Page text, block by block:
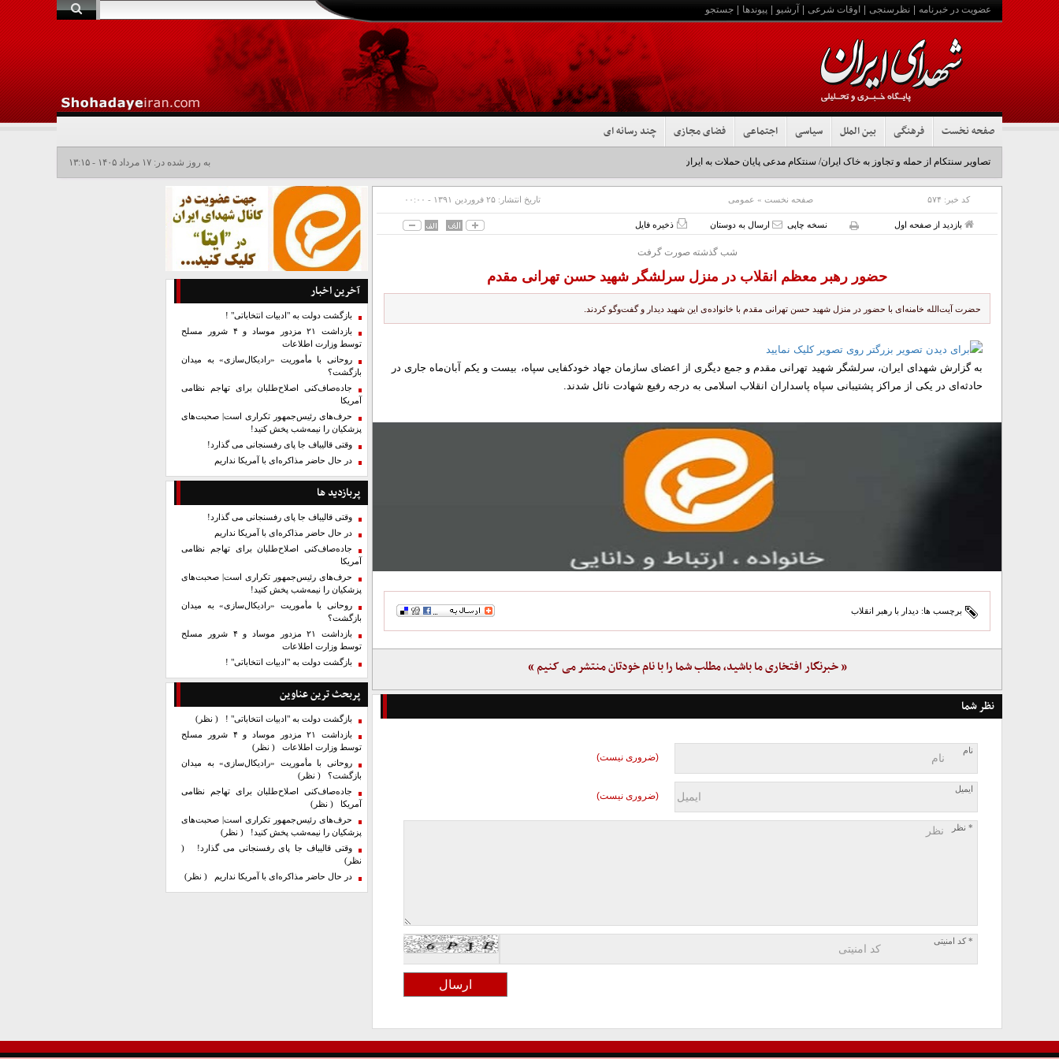
عضویت در خبرنامه نظرسنجی اوقات شرعی آرشیو پیوندها جستجو
صفحه نخست فرهنگی بین الملل سیاسی اجتماعی فضای مجازی چند رسانه ای
تصاویر سنتکام از حمله و تجاوز به خاک ایران/ سنتکام مدعی پایان حملات به ایران شد+فیلم به روز شده در: ۱۷ مرداد ۱۴۰۵ - ۱۳:۱۵
کد خبر: ۵۷۴ صفحه نخست » عمومی تاریخ انتشار: ۲۵ فروردين ۱۳۹۱ - ۰۰:۰۰
بازدید از صفحه اول نسخه چاپی ارسال به دوستان ذخیره فایل
شب گذشته صورت گرفت
حضور رهبر معظم انقلاب در منزل سرلشگر شهید حسن تهرانی مقدم
حضرت آیت‌الله خامنه‌ای با حضور در منزل شهید حسن تهرانی مقدم با خانواده‌ی این شهید دیدار و گفت‌وگو کردند.
به گزارش شهدای ایران، سرلشگر شهید تهرانی مقدم و جمع دیگری از اعضای سازمان جهاد خودکفایی سپاه، بیست و یکم آبان‌ماه جاری در
حادثه‌ای در یکی از مراکز پشتیبانی سپاه پاسداران انقلاب اسلامی به درجه رفیع شهادت نائل شدند.
برچسب ها: دیدار با رهبر انقلاب
« خبرنگار افتخاری ما باشید، مطلب شما را با نام خودتان منتشر می کنیم »
نظر شما
نام
(ضروری نیست)
ایمیل
(ضروری نیست)
* نظر
* کد امنیتی
آخرین اخبار
بازگشت دولت به "ادبیات انتخاباتی" !
بازداشت ۲۱ مزدور موساد و ۴ شرور مسلح
توسط وزارت اطلاعات
روحانی با مأموریت «رادیکال‌سازی» به میدان
بازگشت؟
جاده‌صاف‌کنی اصلاح‌طلبان برای تهاجم نظامی
آمریکا
حرف‌های رئیس‌جمهور تکراری است| صحبت‌های
پزشکیان را نیمه‌شب پخش کنید!
وقتی قالیباف جا پای رفسنجانی می گذارد!
در حال حاضر مذاکره‌ای با آمریکا نداریم
پربازدید ها
وقتی قالیباف جا پای رفسنجانی می گذارد!
در حال حاضر مذاکره‌ای با آمریکا نداریم
جاده‌صاف‌کنی اصلاح‌طلبان برای تهاجم نظامی
آمریکا
حرف‌های رئیس‌جمهور تکراری است| صحبت‌های
پزشکیان را نیمه‌شب پخش کنید!
روحانی با مأموریت «رادیکال‌سازی» به میدان
بازگشت؟
بازداشت ۲۱ مزدور موساد و ۴ شرور مسلح
توسط وزارت اطلاعات
بازگشت دولت به "ادبیات انتخاباتی" !
پربحث ترین عناوین
بازگشت دولت به "ادبیات انتخاباتی" ! ( نظر)
بازداشت ۲۱ مزدور موساد و ۴ شرور مسلح
توسط وزارت اطلاعات ( نظر)
روحانی با مأموریت «رادیکال‌سازی» به میدان
بازگشت؟ ( نظر)
جاده‌صاف‌کنی اصلاح‌طلبان برای تهاجم نظامی
آمریکا ( نظر)
حرف‌های رئیس‌جمهور تکراری است| صحبت‌های
پزشکیان را نیمه‌شب پخش کنید! ( نظر)
وقتی قالیباف جا پای رفسنجانی می گذارد! (
نظر)
در حال حاضر مذاکره‌ای با آمریکا نداریم ( نظر)